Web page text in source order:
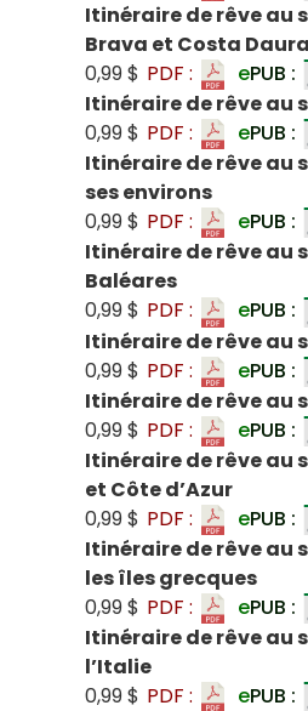
Itinéraire de rêve au
Brava et Costa
0,99 $ PDF : ePUB :
Itinéraire de rêve au
0,99 $ PDF : ePUB :
Itinéraire de rêve au
ses environs
0,99 $ PDF : ePUB :
Itinéraire de rêve au
Baléares
0,99 $ PDF : ePUB :
Itinéraire de rêve au
0,99 $ PDF : ePUB :
Itinéraire de rêve au
0,99 $ PDF : ePUB :
Itinéraire de rêve au
et Côte d’Azur
0,99 $ PDF : ePUB :
Itinéraire de rêve au
les îles grecques
0,99 $ PDF : ePUB :
Itinéraire de rêve au
l’Italie
0,99 $ PDF : ePUB :